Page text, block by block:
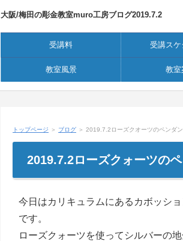
大阪/梅田の彫金教室muro工房ブログ2019.7.2
受講料 受講ス
教室風景 教室
トップページ ＞ ブログ ＞ 2019.7.2ローズクオーツのペンダン
2019.7.2ローズクォーツの
今日はカリキュラムにあるカボッシ
です。
ローズクォーツを使ってシルバーの